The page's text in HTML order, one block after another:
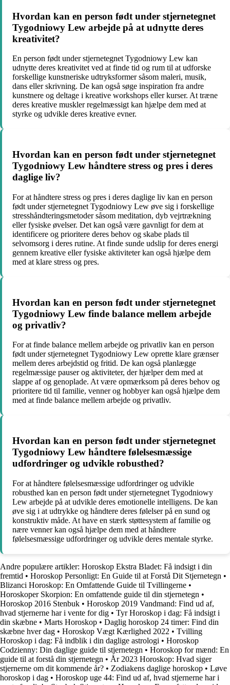
Hvordan kan en person født under stjernetegnet
Tygodniowy Lew arbejde på at udnytte deres
kreativitet?
En person født under stjernetegnet Tygodniowy Lew kan
udnytte deres kreativitet ved at finde tid og rum til at udforske
forskellige kunstneriske udtryksformer såsom maleri, musik,
dans eller skrivning. De kan også søge inspiration fra andre
kunstnere og deltage i kreative workshops eller kurser. At træne
deres kreative muskler regelmæssigt kan hjælpe dem med at
styrke og udvikle deres kreative evner.
Hvordan kan en person født under stjernetegnet
Tygodniowy Lew håndtere stress og pres i deres
daglige liv?
For at håndtere stress og pres i deres daglige liv kan en person
født under stjernetegnet Tygodniowy Lew øve sig i forskellige
stresshåndteringsmetoder såsom meditation, dyb vejrtrækning
eller fysiske øvelser. Det kan også være gavnligt for dem at
identificere og prioritere deres behov og skabe plads til
selvomsorg i deres rutine. At finde sunde udslip for deres energi
gennem kreative eller fysiske aktiviteter kan også hjælpe dem
med at klare stress og pres.
Hvordan kan en person født under stjernetegnet
Tygodniowy Lew finde balance mellem arbejde
og privatliv?
For at finde balance mellem arbejde og privatliv kan en person
født under stjernetegnet Tygodniowy Lew oprette klare grænser
mellem deres arbejdstid og fritid. De kan også planlægge
regelmæssige pauser og aktiviteter, der hjælper dem med at
slappe af og genoplade. At være opmærksom på deres behov og
prioritere tid til familie, venner og hobbyer kan også hjælpe dem
med at finde balance mellem arbejde og privatliv.
Hvordan kan en person født under stjernetegnet
Tygodniowy Lew håndtere følelsesmæssige
udfordringer og udvikle robusthed?
For at håndtere følelsesmæssige udfordringer og udvikle
robusthed kan en person født under stjernetegnet Tygodniowy
Lew arbejde på at udvikle deres emotionelle intelligens. De kan
øve sig i at udtrykke og håndtere deres følelser på en sund og
konstruktiv måde. At have en stærk støttesystem af familie og
nære venner kan også hjælpe dem med at håndtere
følelsesmæssige udfordringer og udvikle deres mentale styrke.
Andre populære artikler: Horoskop Ekstra Bladet: Få indsigt i din
fremtid • Horoskop Personligt: En Guide til at Forstå Dit Stjernetegn •
Blizanci Horoskop: En Omfattende Guide til Tvillingerne •
Horoskoper Skorpion: En omfattende guide til din stjernetegn •
Horoskop 2016 Stenbuk • Horoskop 2019 Vandmand: Find ud af,
hvad stjernerne har i vente for dig • Tyr Horoskop i dag: Få indsigt i
din skæbne • Marts Horoskop • Daglig horoskop 24 timer: Find din
skæbne hver dag • Horoskop Vægt Kærlighed 2022 • Tvilling
Horoskop i dag: Få indblik i din daglige astrologi • Horoskop
Codzienny: Din daglige guide til stjernetegn • Horoskop for mænd: En
guide til at forstå din stjernetegn • År 2023 Horoskop: Hvad siger
stjernerne om dit kommende år? • Zodiakens daglige horoskop • Løve
horoskop i dag • Horoskop uge 44: Find ud af, hvad stjernerne har i